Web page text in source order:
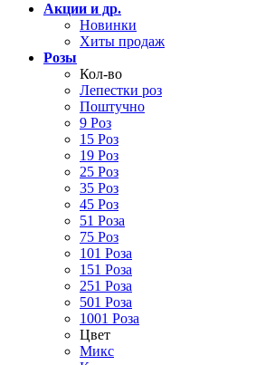
Акции и др.
Новинки
Хиты продаж
Розы
Кол-во
Лепестки роз
Поштучно
9 Роз
15 Роз
19 Роз
25 Роз
35 Роз
45 Роз
51 Роза
75 Роз
101 Роза
151 Роза
251 Роза
501 Роза
1001 Роза
Цвет
Микс